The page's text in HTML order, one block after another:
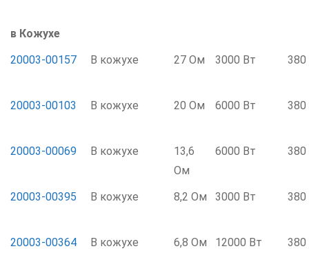
в Кожухе
20003-00157
В кожухе 27 Ом 3000 Вт 380
20003-00103 В кожухе 20 Ом 6000 Вт 380
20003-00069 В кожухе
13,6
Ом
6000 Вт 380
20003-00395 В кожухе 8,2 Ом 3000 Вт 380
20003-00364 В кожухе 6,8 Ом 12000 Вт 380